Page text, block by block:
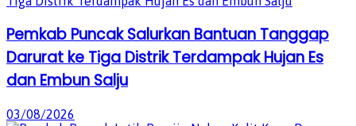
Pemkab Puncak Salurkan Bantuan Tanggap
Darurat ke Tiga Distrik Terdampak Hujan Es
dan Embun Salju
03/08/2026